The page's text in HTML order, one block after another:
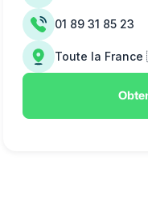
01 89 31 85 23
Toute la